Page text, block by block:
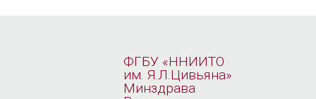
ФГБУ «ННИИТО
им. Я.Л.Цивьяна»
Минздрава